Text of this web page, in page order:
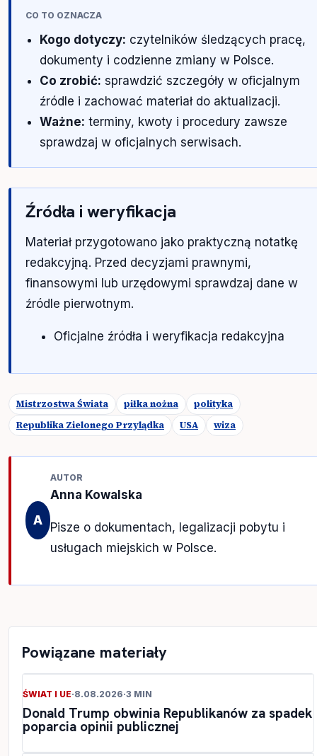
CO TO OZNACZA
Kogo dotyczy: czytelników śledzących pracę,
dokumenty i codzienne zmiany w Polsce.
Co zrobić: sprawdzić szczegóły w oficjalnym
źródle i zachować materiał do aktualizacji.
Ważne: terminy, kwoty i procedury zawsze
sprawdzaj w oficjalnych serwisach.
Źródła i weryfikacja
Materiał przygotowano jako praktyczną notatkę
redakcyjną. Przed decyzjami prawnymi,
finansowymi lub urzędowymi sprawdzaj dane w
źródle pierwotnym.
Oficjalne źródła i weryfikacja redakcyjna
Mistrzostwa Świata piłka nożna
polityka
Republika Zielonego Przylądka
USA wiza
A
AUTOR
Anna Kowalska
Pisze o dokumentach, legalizacji pobytu i
usługach miejskich w Polsce.
Powiązane materiały
ŚWIAT I UE·8.08.2026·3 MIN
Donald Trump obwinia Republikanów za spadek
poparcia opinii publicznej